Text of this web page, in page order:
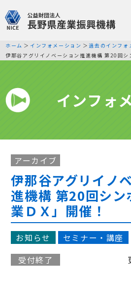
ホーム インフォメーション
過去のインフォ
伊那谷アグリイノベーション推進機構 第20回シ
インフォ
アーカイブ
伊那谷アグリイノ
進機構 第20回シン
業ＤＸ」開催！
お知らせ
セミナー・講座
受付終了